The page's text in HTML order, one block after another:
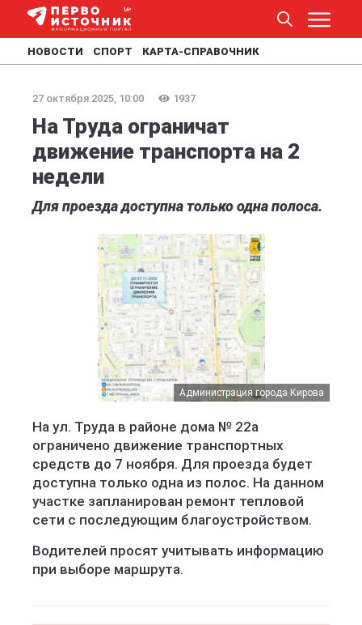
НОВОСТИ СПОРТ КАРТА-СПРАВОЧНИК
27 октября 2025, 10:00 1937
На Труда ограничат
движение транспорта на 2
недели
Для проезда доступна только одна полоса.
Администрация города Кирова
На ул. Труда в районе дома № 22а
ограничено движение транспортных
средств до 7 ноября. Для проезда будет
доступна только одна из полос. На данном
участке запланирован ремонт тепловой
сети с последующим благоустройством.
Водителей просят учитывать информацию
при выборе маршрута.